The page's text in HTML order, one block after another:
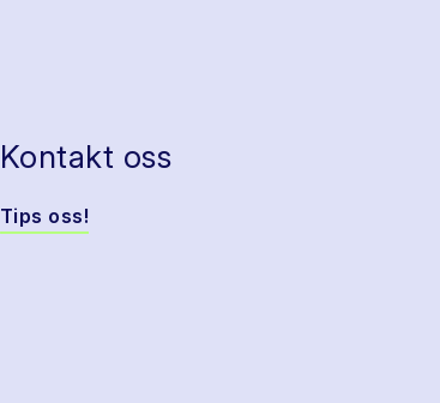
Kontakt oss
Tips oss!